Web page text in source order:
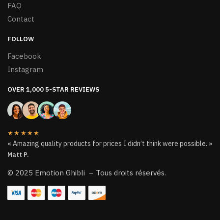
FAQ
Contact
FOLLOW
Facebook
Instagram
OVER 1,000 5-STAR REVIEWS
★★★★★
« Amazing quality products for prices I didn’t think were possible. »
Matt P.
© 2025 Emotion Ghibli – Tous droits réservés.